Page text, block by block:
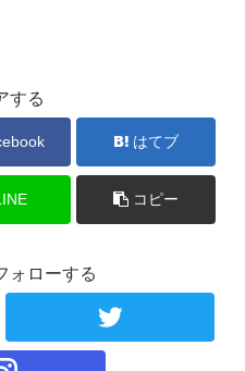
する
はてブ
コピー
ォローする